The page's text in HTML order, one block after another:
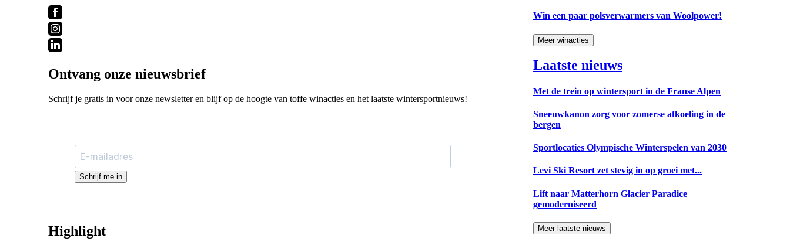
Ontvang onze nieuwsbrief
Schrijf je gratis in voor onze newsletter en blijf op de hoogte van toffe winacties en het laatste wintersportnieuws!
Schrijf me in
Highlight
Win een paar polsverwarmers van Woolpower!
Meer winacties
Laatste nieuws
Met de trein op wintersport in de Franse Alpen
Sneeuwkanon zorg voor zomerse afkoeling in de
bergen
Sportlocaties Olympische Winterspelen van 2030
Levi Ski Resort zet stevig in op groei met...
Lift naar Matterhorn Glacier Paradice
gemoderniseerd
Meer laatste nieuws